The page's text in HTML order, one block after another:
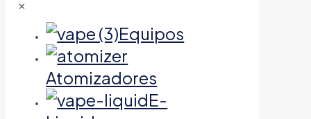
✕
Equipos
Atomizadores
E-